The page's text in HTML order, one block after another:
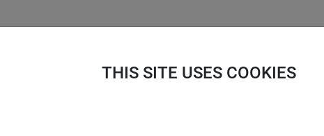
THIS SITE USES COOKIES